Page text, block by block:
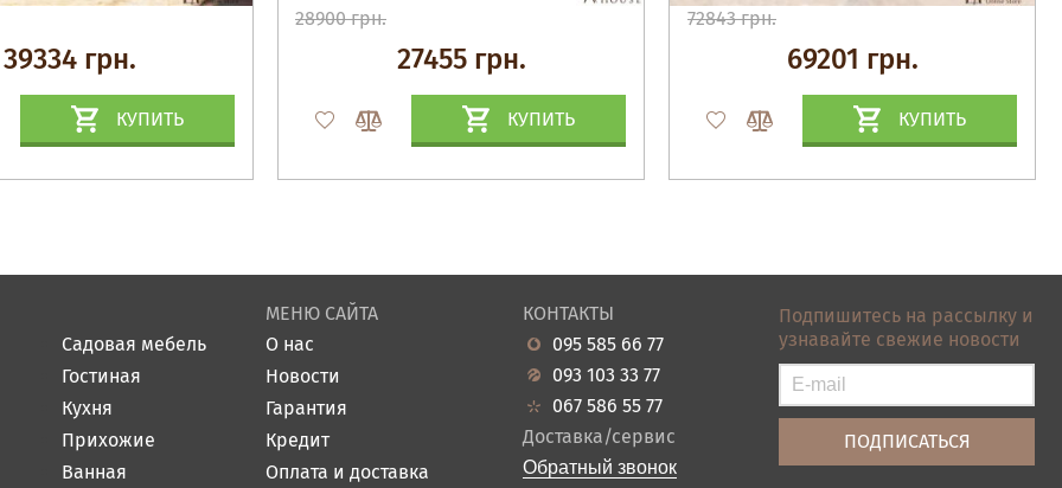
39334 грн.
КУПИТЬ
28900 грн.
27455 грн.
КУПИТЬ
72843 грн.
69201 грн.
КУПИТЬ
Садовая мебель
Гостиная
Кухня
Прихожие
Ванная
МЕНЮ САЙТА
О нас
Новости
Гарантия
Кредит
Оплата и доставка
КОНТАКТЫ
095 585 66 77
093 103 33 77
067 586 55 77
Доставка/сервис
Обратный звонок
Подпишитесь на рассылку и
узнавайте свежие новости